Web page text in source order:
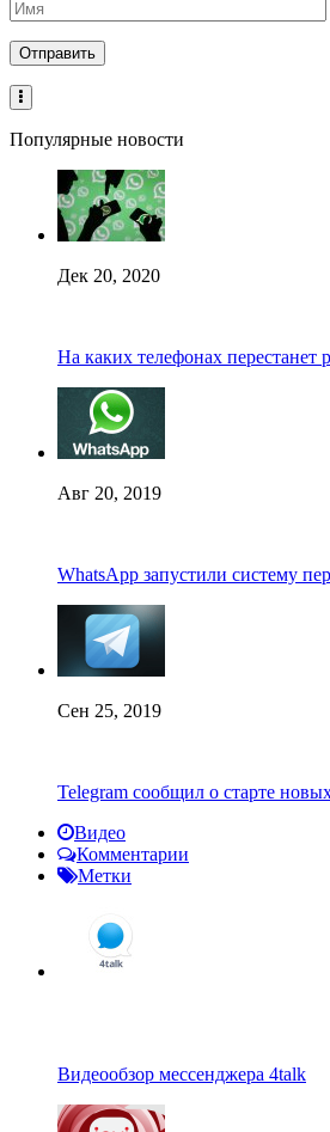
Популярные новости
Дек 20, 2020
На каких телефонах перестанет
Авг 20, 2019
WhatsApp запустили систему
Сен 25, 2019
Telegram сообщил о старте
Видео
Комментарии
Метки
Видеообзор мессенджера 4talk